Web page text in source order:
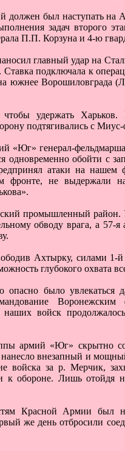
был наступать на
задач второго
П.П. Корзуна и 4-ю
главный удар на
Ставка подключала к
южнее Ворошиловграда
удержать
подтягивались с
«Юг» генерал-
одновременно обойти с
атаки на нашем
не выдержали
промышленный
обводу врага, а 57-я
Ахтырку, силами 1-
глубокого охвата
опасно было увлекаться
Воронежским
войск продолжалось
армий «Юг» скрытно
внезапный и
войска за р. Мерчик,
обороне. Лишь отойдя
Красной Армии был
же день отбросили